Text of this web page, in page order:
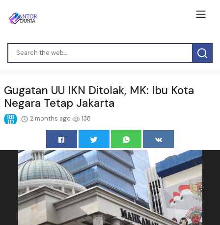
Gugatan UU IKN Ditolak, MK: Ibu Kota
Negara Tetap Jakarta
2 months ago 138